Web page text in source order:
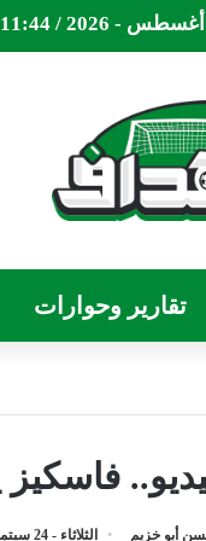
تقارير وحوارات
فاسكيز
أبو خزيم الثلاثاء - 24 سبتمبر - 2024 / 10:35 مساءً